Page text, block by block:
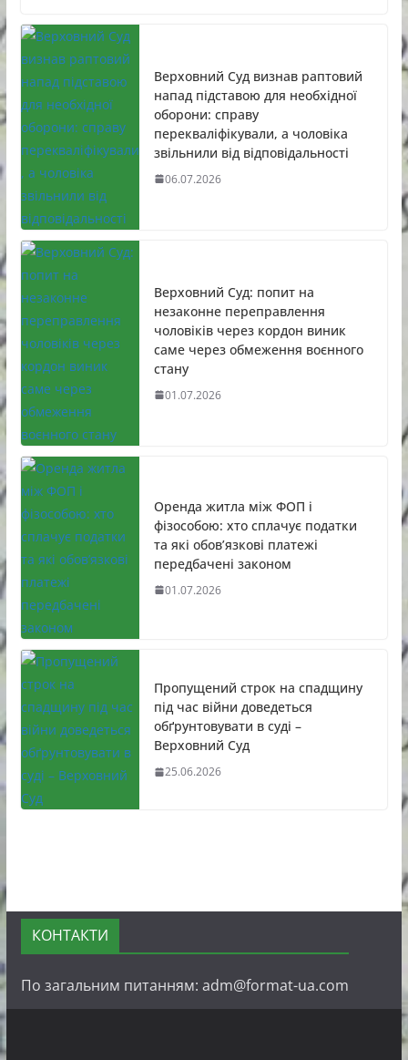
Верховний Суд визнав раптовий
напад підставою для необхідної
оборони: справу
перекваліфікували, а чоловіка
звільнили від відповідальності
06.07.2026
Верховний Суд: попит на
незаконне переправлення
чоловіків через кордон виник
саме через обмеження воєнного
стану
01.07.2026
Оренда житла між ФОП і
фізособою: хто сплачує податки
та які обов’язкові платежі
передбачені законом
01.07.2026
Пропущений строк на спадщину
під час війни доведеться
обґрунтовувати в суді –
Верховний Суд
25.06.2026
КОНТАКТИ
По загальним питанням: adm@format-ua.com